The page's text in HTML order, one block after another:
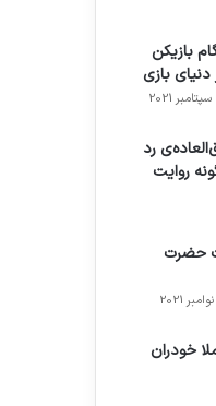
بازیکن
بازی
رد
روایت
حضرت
خودران